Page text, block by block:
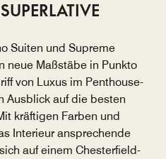
Suiten und Supreme
neue Maßstäbe in Punkto
von Luxus im Penthouse-
Ausblick auf die besten
kräftigen Farben und
Interieur ansprechende
auf einem Chesterfield-